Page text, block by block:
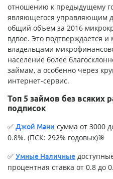
отношению к предыдущему
являющегося управляющим
общий объем за 2016
вдвое. Это подтверждается
владельцами
население более
займам, а особенно через
интернет-сервис.
Топ 5 займов без всяких
подписок
✅ Джой Мани сумма от 3000
0.8%. (ПСК: 292% годовых)🎯
✅ Умные Наличные
процентная ставка от 0.8 до